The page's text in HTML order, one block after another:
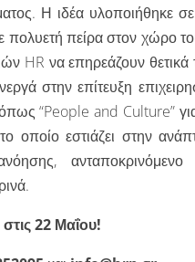
Η ιδέα υλοποιήθηκε
πολυετή πείρα στον χώρο
HR να επηρεάζουν θετικά
στην επίτευξη
“People and Culture”
εστιάζει στην
22 Μαΐου!